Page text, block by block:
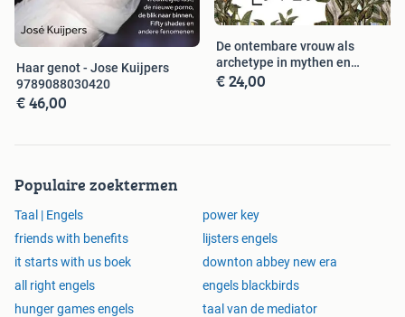
Haar genot - Jose Kuijpers
9789088030420
€ 46,00
De ontembare vrouw als
archetype in mythen en
verhalen
€ 24,00
Populaire zoektermen
Taal | Engels
power key
friends with benefits
lijsters engels
it starts with us boek
downton abbey new era
all right engels
engels blackbirds
hunger games engels
taal van de mediator